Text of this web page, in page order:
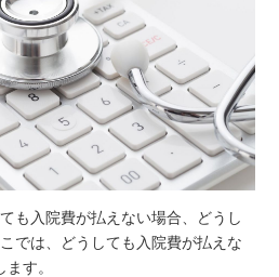
も入院費が払えない場合、どうし
では、どうしても入院費が払えな
す。